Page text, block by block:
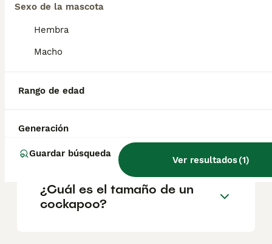
Sexo de la mascota
Hembra
Macho
Rango de edad
Generación
Guardar búsqueda
Ver resultados(1)
suelen formar vínculos fuertes tanto con
¿Cuál es la esperanza de
vida de un cockapoo?
¿Cuál es el tamaño de un
cockapoo?